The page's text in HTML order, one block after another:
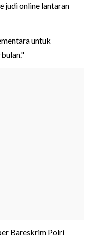
judi online lantaran
untuk
Bareskrim Polri